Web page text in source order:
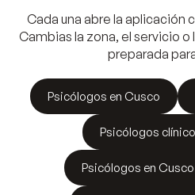
Cada una abre la aplicación
Cambias la zona, el servicio o
preparada
Psicólogos en Cusco
Psicólogos
Psicólogos en